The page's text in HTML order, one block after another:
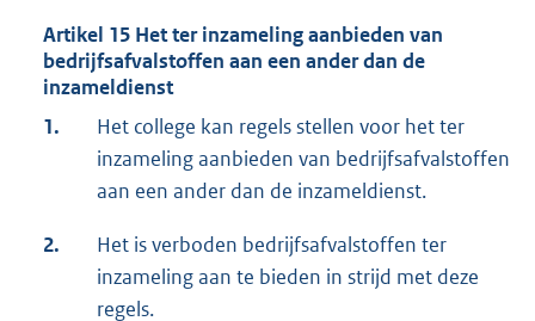
Artikel 15 Het ter inzameling aanbieden van
bedrijfsafvalstoffen aan een ander dan de
inzameldienst
1.
Het college kan regels stellen voor het ter
inzameling aanbieden van bedrijfsafvalstoffen
aan een ander dan de inzameldienst.
2.
Het is verboden bedrijfsafvalstoffen ter
inzameling aan te bieden in strijd met deze
regels.